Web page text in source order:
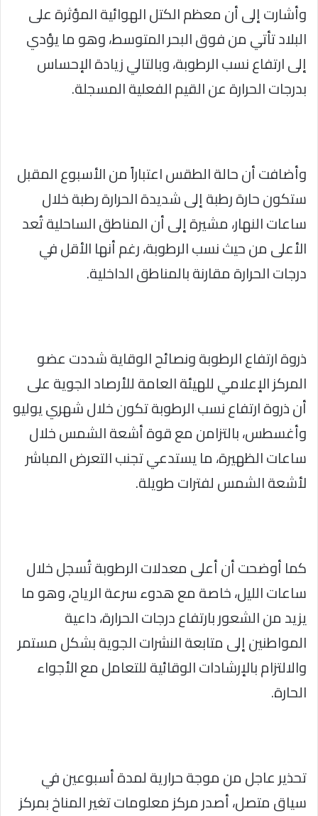
وأشارت إلى أن معظم الكتل الهوائية المؤثرة على
البلاد تأتي من فوق البحر المتوسط، وهو ما يؤدي
إلى ارتفاع نسب الرطوبة، وبالتالي زيادة الإحساس
بدرجات الحرارة عن القيم الفعلية المسجلة.
وأضافت أن حالة الطقس اعتباراً من الأسبوع المقبل
ستكون حارة رطبة إلى شديدة الحرارة رطبة خلال
ساعات النهار، مشيرة إلى أن المناطق الساحلية تُعد
الأعلى من حيث نسب الرطوبة، رغم أنها الأقل في
درجات الحرارة مقارنة بالمناطق الداخلية.
ذروة ارتفاع الرطوبة ونصائح الوقاية شددت عضو
المركز الإعلامي للهيئة العامة للأرصاد الجوية على
أن ذروة ارتفاع نسب الرطوبة تكون خلال شهري يوليو
وأغسطس، بالتزامن مع قوة أشعة الشمس خلال
ساعات الظهيرة، ما يستدعي تجنب التعرض المباشر
لأشعة الشمس لفترات طويلة.
كما أوضحت أن أعلى معدلات الرطوبة تُسجل خلال
ساعات الليل، خاصة مع هدوء سرعة الرياح، وهو ما
يزيد من الشعور بارتفاع درجات الحرارة، داعية
المواطنين إلى متابعة النشرات الجوية بشكل مستمر
والالتزام بالإرشادات الوقائية للتعامل مع الأجواء
الحارة.
تحذير عاجل من موجة حرارية لمدة أسبوعين في
سياق متصل، أصدر مركز معلومات تغير المناخ بمركز